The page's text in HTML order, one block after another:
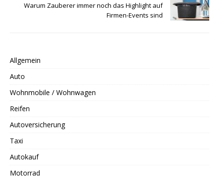
Warum Zauberer immer noch das Highlight auf
Firmen-Events sind
Allgemein
Auto
Wohnmobile / Wohnwagen
Reifen
Autoversicherung
Taxi
Autokauf
Motorrad